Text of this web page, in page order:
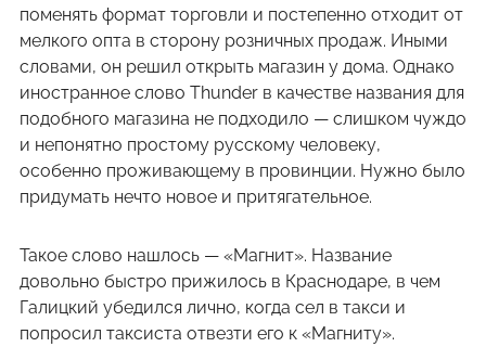
поменять формат торговли и постепенно отходит от
мелкого опта в сторону розничных продаж. Иными
словами, он решил открыть магазин у дома. Однако
иностранное слово Thunder в качестве названия для
подобного магазина не подходило — слишком чуждо
и непонятно простому русскому человеку,
особенно проживающему в провинции. Нужно было
придумать нечто новое и притягательное.
Такое слово нашлось — «Магнит». Название
довольно быстро прижилось в Краснодаре, в чем
Галицкий убедился лично, когда сел в такси и
попросил таксиста отвезти его к «Магниту».